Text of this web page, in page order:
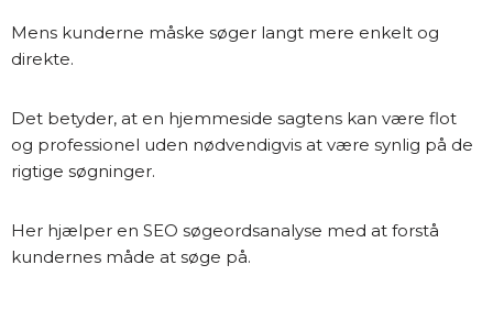
Mens kunderne måske søger langt mere enkelt og
direkte.
Det betyder, at en hjemmeside sagtens kan være flot
og professionel uden nødvendigvis at være synlig på de
rigtige søgninger.
Her hjælper en SEO søgeordsanalyse med at forstå
kundernes måde at søge på.